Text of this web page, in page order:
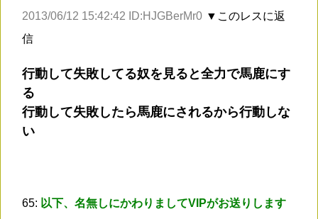
2013/06/12 15:42:42 ID:HJGBerMr0 ▼このレスに返
信
行動して失敗してる奴を見ると全力で馬鹿にす
る
行動して失敗したら馬鹿にされるから行動しな
い
65: 以下、名無しにかわりましてVIPがお送りします